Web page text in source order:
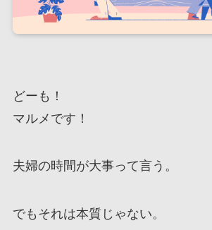
どーも！
マルメです！
夫婦の時間が大事って言う。
でもそれは本質じゃない。